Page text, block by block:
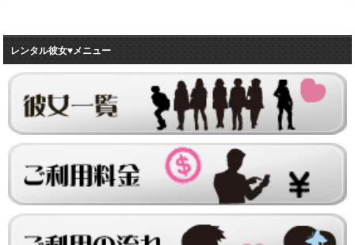
レンタル彼女と0回のオンラインデートがありました。
6/22～6/28
レンタル彼女と22回の通常デートがありました。
レンタル彼女と0回のオンラインデートがありました。
6/15～6/21
レンタル彼女と20回の通常デートがありました。
レンタル彼女と0回のオンラインデートがありました。
レンタル彼女と23回の通常デートがありました。
レンタル彼女と0回のオンラインデートがありました。
レンタル彼女と1回のオンラインデートがありました。
レンタル彼女♥メニュー